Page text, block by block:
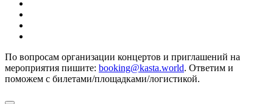
По вопросам организации концертов и приглашений на
мероприятия пишите: booking@kasta.world. Ответим и
поможем с билетами/площадками/логистикой.